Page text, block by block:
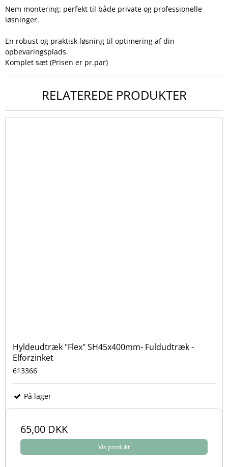
Nem montering: perfekt til både private og professionelle
løsninger.
En robust og praktisk løsning til optimering af din
opbevaringsplads.
Komplet sæt (Prisen er pr.par)
RELATEREDE PRODUKTER
Hyldeudtræk "Flex" SH45x400mm- Fuldudtræk -
Elforzinket
613366
På lager
65,00 DKK
Vis produkt